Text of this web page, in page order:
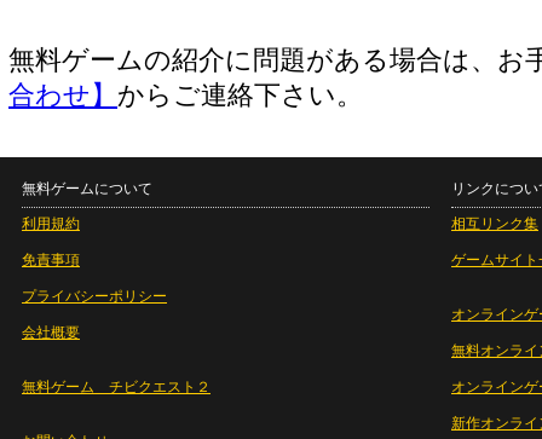
無料ゲームの紹介に問題がある場合は、お
合わせ】 からご連絡下さい。
無料ゲームについて
利用規約
免責事項
プライバシーポリシー
会社概要
無料ゲーム チビクエスト２
リンクについ
相互リンク集
ゲームサイト
オンラインゲ
無料オンライ
オンライン
新作オンライ